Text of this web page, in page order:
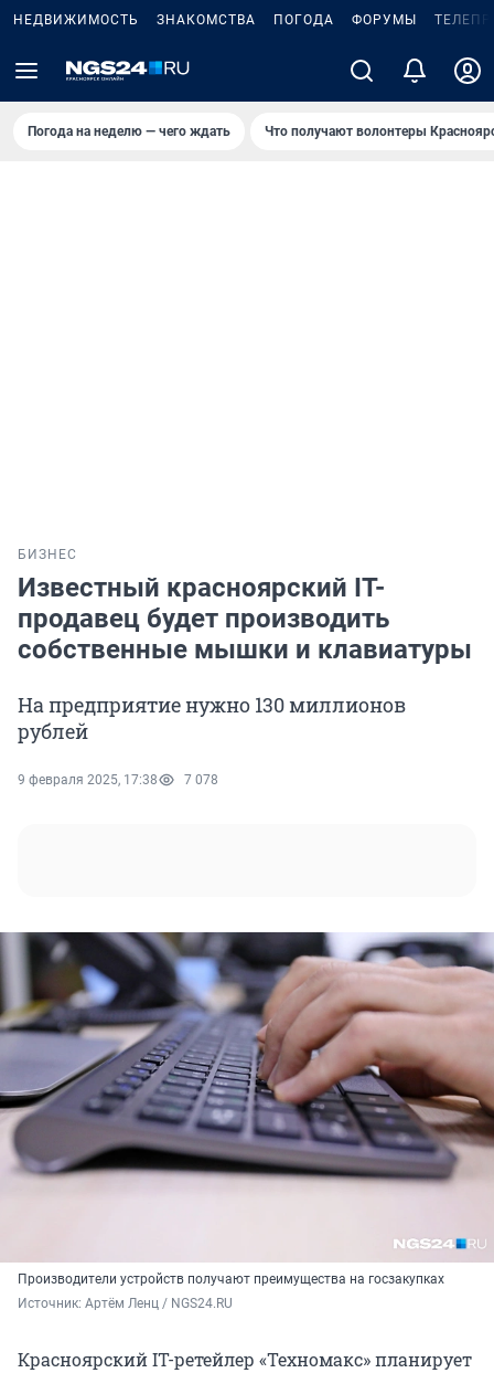
НЕДВИЖИМОСТЬ ЗНАКОМСТВА ПОГОДА ФОРУМЫ
Погода на неделю — чего ждать Что получают волонтеры
БИЗНЕС
Известный красноярский IT-
продавец будет производить
собственные мышки и клавиатуры
На предприятие нужно 130 миллионов
рублей
9 февраля 2025, 17:38 7 078
Производители устройств получают преимущества на госзакупках
Источник: Артём Ленц / NGS24.RU
Красноярский IT-ретейлер «Техномакс» планирует